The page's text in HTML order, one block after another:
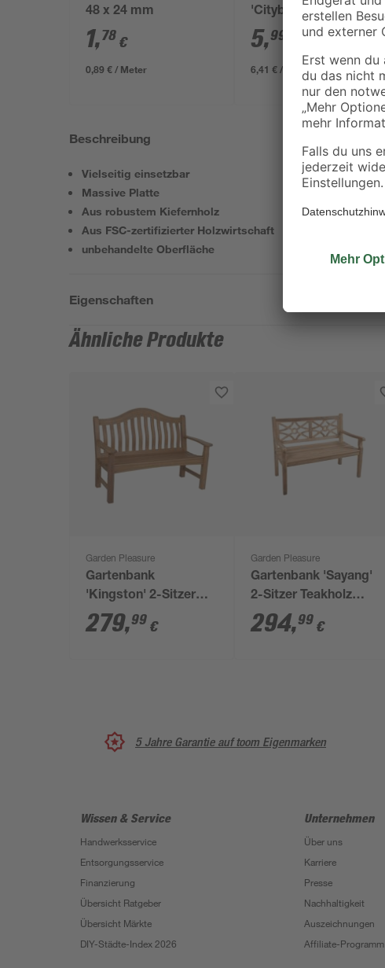
48 x 24 mm
1,78 €
0,89 € / Meter
'Cityboard'
ungeschliffen 1690 x
634 x 12 mm
5,99
6,41 € / Pack
Beschreibung
Vielseitig einsetzbar
Massive Platte
Aus robustem Kiefernholz
Aus FSC-zertifizierter Holzwirtschaft
unbehandelte Oberfläche
Eigenschaften
Ähnliche Produkte
Garden Pleasure
Gartenbank
'Kingston' 2-Sitzer
Eukalyptusholz braun
67 x 91 x 131 cm
279,99 €
Garden Pleasure
Gartenbank 'Sayang'
2-Sitzer Teakholz
braun 120 x 92 x 64
cm
294,99 €
5 Jahre Garantie auf toom Eigenmarken
Wissen & Service
Handwerksservice
Entsorgungsservice
Finanzierung
Übersicht Ratgeber
Übersicht Märkte
DIY-Städte-Index 2026
Unternehmen
Über uns
Karriere
Presse
Nachhaltigkeit
Auszeichnungen
Affiliate-Programm